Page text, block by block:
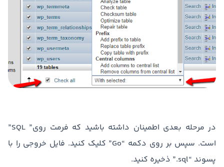
در مرحله بعدی اطمینان داشته باشید که فرمت روی” SQL”
است. سپس بر روی دکمه “Go” کلیک کنید. فایل خروجی را با
پسوند “sql.” ذخیره کنید.